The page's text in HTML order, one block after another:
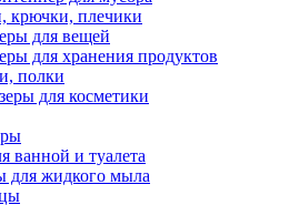
крючки, плечики
для вещей
для хранения продуктов
полки
для косметики
ванной и туалета
для жидкого мыла